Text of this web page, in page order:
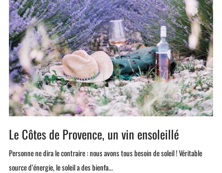
Le Côtes de Provence, un vin ensoleillé
Personne ne dira le contraire : nous avons tous besoin de soleil ! Véritable
source d’énergie, le soleil a des bienfa...